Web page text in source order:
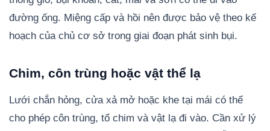
đường ống. Miệng cấp và hồi nên được bảo vệ theo kế
hoạch của chủ cơ sở trong giai đoạn phát sinh bụi.
Chim, côn trùng hoặc vật thể lạ
Lưới chắn hỏng, cửa xả mở hoặc khe tại mái có thể
cho phép côn trùng, tổ chim và vật lạ đi vào. Cần xử lý